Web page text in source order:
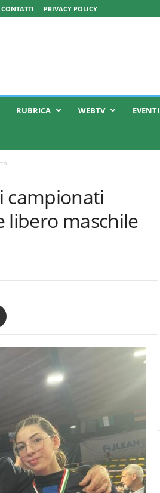
CONTATTI PRIVACY POLICY
RUBRICA WEBTV EVENTI
campionati
libero maschile